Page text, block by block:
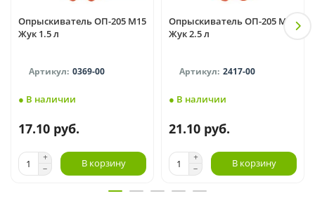
Опрыскиватель ОП-205 М15
Жук 1.5 л
0369-00
● В наличии
17.10 руб.
В корзину
Опрыскиватель ОП-205 М15
Жук 2.5 л
2417-00
● В наличии
21.10 руб.
В корзину